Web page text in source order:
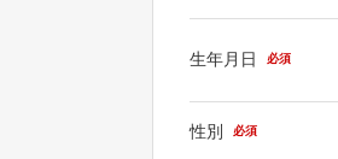
生年月日 必須
性別 必須